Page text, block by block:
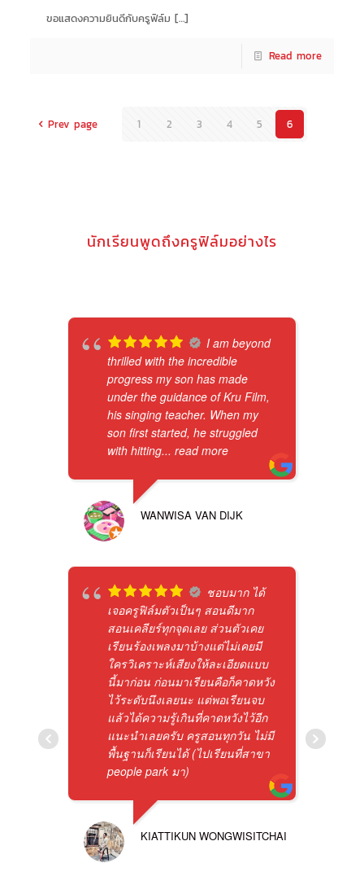
ขอแสดงความยินดีกับครูฟิล์ม […]
Read more
Prev page 1 2 3 4 5 6
นักเรียนพูดถึงครูฟิล์มอย่างไร
I am beyond
thrilled with the incredible
progress my son has made
under the guidance of Kru Film,
his singing teacher. When my
son first started, he struggled
with hitting... read more
WANWISA VAN DIJK
ชอบมาก ได้
เจอครูฟิล์มตัวเป็นๆ สอนดีมาก
สอนเคลียร์ทุกจุดเลย ส่วนตัวเคย
เรียนร้องเพลงมาบ้างแต่ไม่เคยมี
ใครวิเคราะห์เสียงให้ละเอียดแบบ
นี้มาก่อน ก่อนมาเรียนคือก็คาดหวัง
ไว้ระดับนึงเลยนะ แต่พอเรียนจบ
แล้วได้ความรู้เกินที่คาดหวังไว้อีก
แนะนำเลยครับ ครูสอนทุกวัน ไม่มี
พื้นฐานก็เรียนได้ (ไปเรียนที่สาขา
people park มา)
KIATTIKUN WONGWISITCHAI